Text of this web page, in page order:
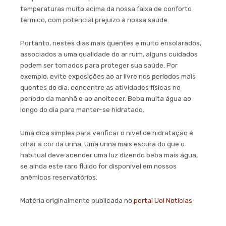
temperaturas muito acima da nossa faixa de conforto
térmico, com potencial prejuízo à nossa saúde.
Portanto, nestes dias mais quentes e muito ensolarados,
associados a uma qualidade do ar ruim, alguns cuidados
podem ser tomados para proteger sua saúde. Por
exemplo, evite exposições ao ar livre nos períodos mais
quentes do dia, concentre as atividades físicas no
período da manhã e ao anoitecer. Beba muita água ao
longo do dia para manter-se hidratado.
Uma dica simples para verificar o nível de hidratação é
olhar a cor da urina. Uma urina mais escura do que o
habitual deve acender uma luz dizendo beba mais água,
se ainda este raro fluido for disponível em nossos
anêmicos reservatórios.
Matéria originalmente publicada no portal Uol Notícias